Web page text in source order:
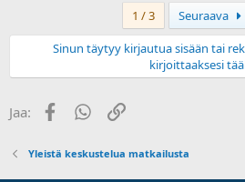
1 / 3 Seuraava
Sinun täytyy kirjautua sisään tai
kirjoittaaksesi
Jaa: FacebookWhatsApp
Linkki
Yleistä keskustelua matkailusta